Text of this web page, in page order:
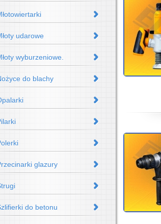
udarowe
wyburzeniowe.
do blachy
glazury
do betonu